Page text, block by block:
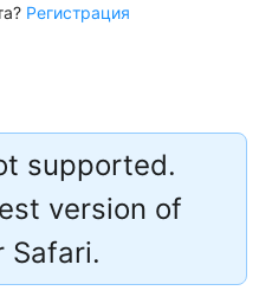
Регистрация
на
supported.
version of
Safari.